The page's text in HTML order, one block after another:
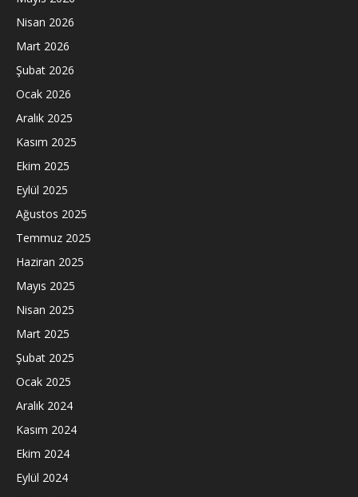
Nisan 2026
Mart 2026
Şubat 2026
Ocak 2026
Aralık 2025
Kasım 2025
Ekim 2025
Eylül 2025
Ağustos 2025
Temmuz 2025
Haziran 2025
Mayıs 2025
Nisan 2025
Mart 2025
Şubat 2025
Ocak 2025
Aralık 2024
Kasım 2024
Ekim 2024
Eylül 2024